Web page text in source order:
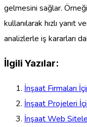
gelmesini sağlar.
kullanılarak hızlı yanıt
analizlerle iş kararları
İlgili Yazılar:
İnşaat Firmaları
İnşaat Projeleri
İnşaat Web